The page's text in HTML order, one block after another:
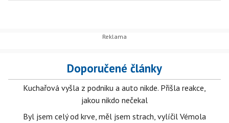
Doporučené články
Kuchařová vyšla z podniku a auto nikde. Přišla reakce,
jakou nikdo nečekal
Byl jsem celý od krve, měl jsem strach, vylíčil Vémola